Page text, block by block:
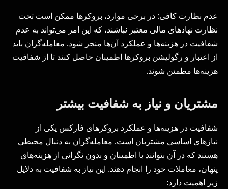
عدم نظارت کافی: در برخی موارد، بروکرها ممکن است تحت
نظارت نهادهای مالی معتبر نباشند، که این امر می‌تواند به عدم
شفافیت در هزینه‌ها و عملکرد آن‌ها منجر شود. معامله‌گران باید
از اعتبار و رگولیشن بروکرها اطمینان حاصل کنند تا از شفافیت
هزینه‌ها مطمئن شوند.
مشتریان و نیاز به شفافیت بیشتر
شفافیت در هزینه‌ها و عملکرد بروکرهای فارکس یکی از
نیازهای اساسی مشتریان است. معامله‌گران به دنبال محیطی
هستند که در آن بتوانند با اطمینان و بدون نگرانی از هزینه‌های
پنهان، معاملات خود را انجام دهند. این نیاز به شفافیت به دلایل
زیر اهمیت دارد: